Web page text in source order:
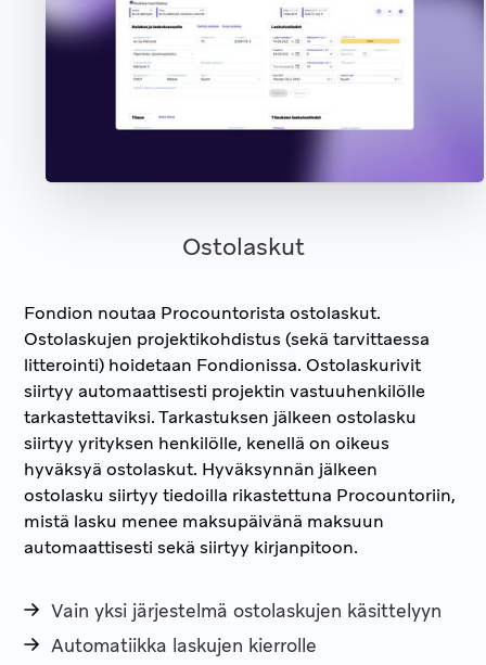
Ostolaskut
Fondion noutaa Procountorista ostolaskut.
Ostolaskujen projektikohdistus (sekä tarvittaessa
litterointi) hoidetaan Fondionissa. Ostolaskurivit
siirtyy automaattisesti projektin vastuuhenkilölle
tarkastettaviksi. Tarkastuksen jälkeen ostolasku
siirtyy yrityksen henkilölle, kenellä on oikeus
hyväksyä ostolaskut. Hyväksynnän jälkeen
ostolasku siirtyy tiedoilla rikastettuna Procountoriin,
mistä lasku menee maksupäivänä maksuun
automaattisesti sekä siirtyy kirjanpitoon.
Vain yksi järjestelmä ostolaskujen käsittelyyn
Automatiikka laskujen kierrolle